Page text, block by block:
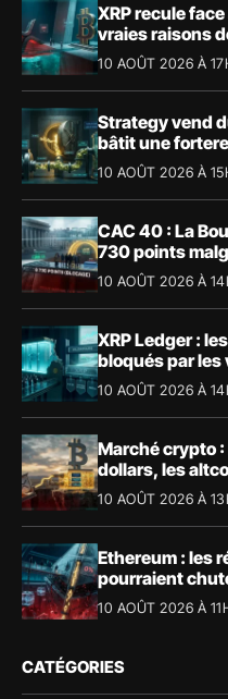
XRP recule
vraies raisons
10 AOÛT 2026 À
Strategy vend
bâtit une
10 AOÛT 2026 À
CAC 40 : La
730 points
10 AOÛT 2026 À
XRP Ledger :
bloqués par
10 AOÛT 2026 À
Marché crypto
dollars, les
10 AOÛT 2026 À
Ethereum : les
pourraient
10 AOÛT 2026 À
CATÉGORIES